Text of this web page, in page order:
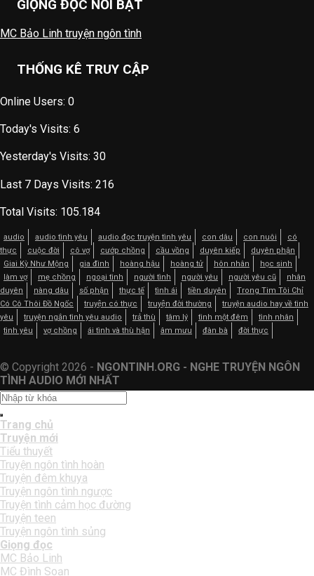
GIỌNG ĐỌC NỔI BẬT
MC Bảo Linh truyện ngôn tình
THỐNG KÊ TRUY CẬP
Online Users: 0
Today's Visits: 6
Yesterday's Visits: 30
Last 7 Days Visits: 216
Total Visits: 105.184
audio audio tình yêu audio đọc truyện tình yêu con dâu con nuôi
có
thực
cuộc đời cô vợ cướp chồng cầu vồng duyên kiếp
duyên phận
Giai Kỳ Như Mộng
gia đình hoàng hậu hoàng tử hôn nhân
học sinh
làm vợ
mẹ chồng ngoại tình người tình người yêu người yêu cũ
nhân
duyên
nàng dâu số phận thực tế tình ái tiền duyên
Trong Tim Tôi Chỉ
Có Cô Thôi Đồ Ngốc
truyện có thực truyện đời thường
truyện audio hay về tình
yêu
truyện ngắn tình yêu audio trả thù tâm lý tình một đêm
tình nhân
tình yêu
vợ chồng ái tình và thù hận âm mưu đàn bà đời thực
© Copyright 2026 - NGONTINH.ORG - NGHE TRUYỆN NGÔN
TÌNH AUDIO MỚI NHẤT
Trang chủ
Truyện mới
Tiểu thuyết
Truyện ngôn tình hoàn
Truyện đêm khuya
Truyện ngôn tình ngược
Truyện tình cảm học đường
Truyện teen
Truyện ngôn tình sủng
Giọng đọc
MC Bảo Linh
MC Đình Soạn